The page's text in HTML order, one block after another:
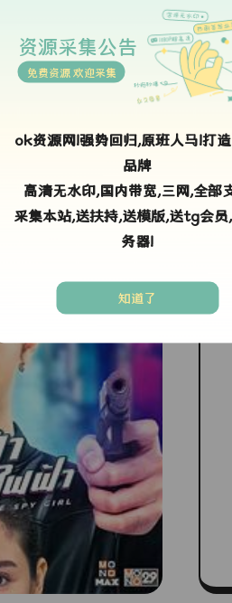
资源采集公告
免费资源 欢迎采集
ok资源网!强势回归,原班人马!打
品牌
高清无水印,国内带宽,三网,全部
采集本站,送扶持,送模版,送tg会员
务器!
知道了